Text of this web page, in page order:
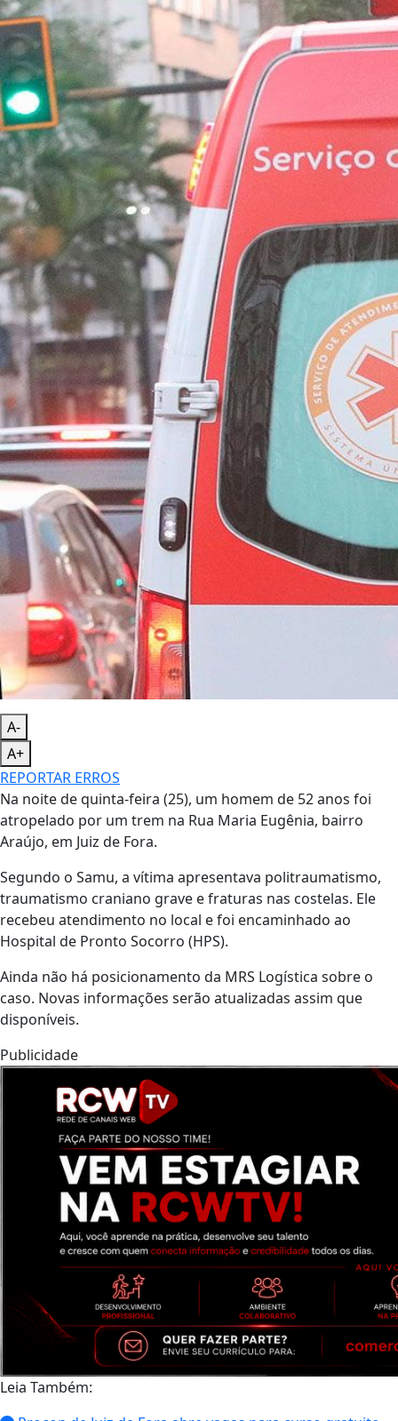
A-
A+
REPORTAR ERROS
Na noite de quinta-feira (25), um homem de 52 anos foi
atropelado por um trem na Rua Maria Eugênia, bairro
Araújo, em Juiz de Fora.
Segundo o Samu, a vítima apresentava politraumatismo,
traumatismo craniano grave e fraturas nas costelas. Ele
recebeu atendimento no local e foi encaminhado ao
Hospital de Pronto Socorro (HPS).
Ainda não há posicionamento da MRS Logística sobre o
caso. Novas informações serão atualizadas assim que
disponíveis.
Publicidade
Leia Também: